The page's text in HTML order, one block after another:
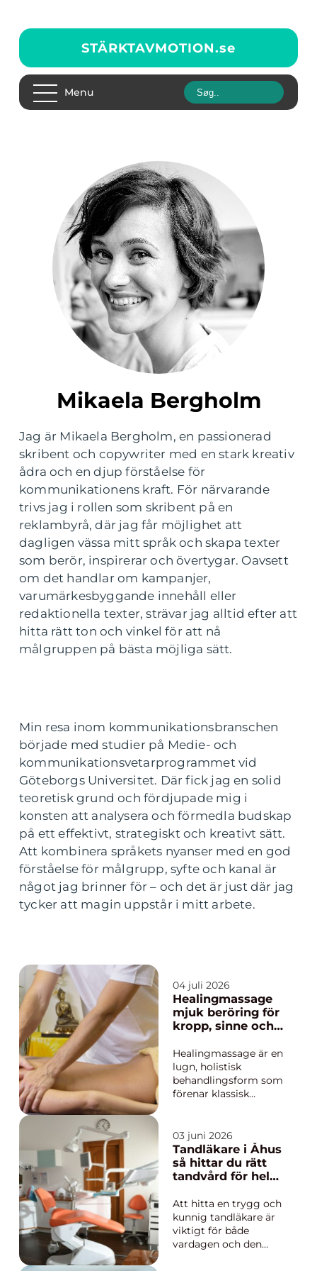
STÄRKTAVMOTION.se
Menu
Mikaela Bergholm
Jag är Mikaela Bergholm, en passionerad
skribent och copywriter med en stark kreativ
ådra och en djup förståelse för
kommunikationens kraft. För närvarande
trivs jag i rollen som skribent på en
reklambyrå, där jag får möjlighet att
dagligen vässa mitt språk och skapa texter
som berör, inspirerar och övertygar. Oavsett
om det handlar om kampanjer,
varumärkesbyggande innehåll eller
redaktionella texter, strävar jag alltid efter att
hitta rätt ton och vinkel för att nå
målgruppen på bästa möjliga sätt.
Min resa inom kommunikationsbranschen
började med studier på Medie- och
kommunikationsvetarprogrammet vid
Göteborgs Universitet. Där fick jag en solid
teoretisk grund och fördjupade mig i
konsten att analysera och förmedla budskap
på ett effektivt, strategiskt och kreativt sätt.
Att kombinera språkets nyanser med en god
förståelse för målgrupp, syfte och kanal är
något jag brinner för – och det är just där jag
tycker att magin uppstår i mitt arbete.
04 juli 2026
Healingmassage
mjuk beröring för
kropp, sinne och
Healingmassage är en
lugn, holistisk
behandlingsform som
förenar klassisk
healing. Genom
varsam beröring,
närvaro och fokus på
kroppens energiflöde
skapa djup
avslappning, minska
stress och ge ökad
inre bal...
03 juni 2026
Tandläkare i Åhus
så hittar du rätt
tandvård för hela
Att hitta en trygg och
kunnig tandläkare är
viktigt för både
vardagen och den